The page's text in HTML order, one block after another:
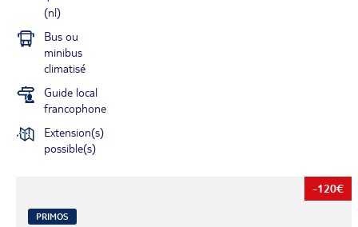
(nl)
Bus ou
minibus
climatisé
Guide local
francophone
Extension(s)
possible(s)
-120€
PRIMOS